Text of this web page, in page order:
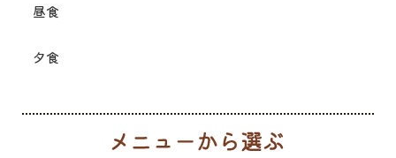
昼食
夕食